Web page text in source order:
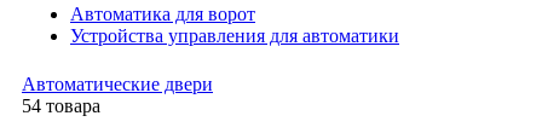
Автоматика для ворот
Устройства управления для автоматики
Автоматические двери
54 товара